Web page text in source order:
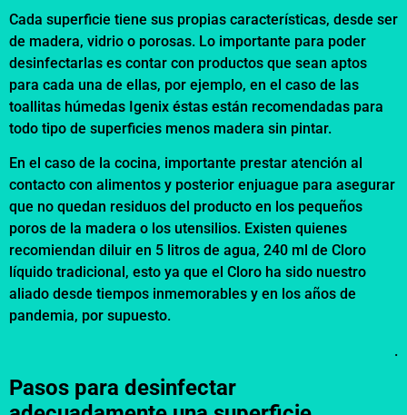
Cada superficie tiene sus propias características, desde ser
de madera, vidrio o porosas. Lo importante para poder
desinfectarlas es contar con productos que sean aptos
para cada una de ellas, por ejemplo, en el caso de las
toallitas húmedas Igenix éstas están recomendadas para
todo tipo de superficies menos madera sin pintar.
En el caso de la cocina, importante prestar atención al
contacto con alimentos y posterior enjuague para asegurar
que no quedan residuos del producto en los pequeños
poros de la madera o los utensilios. Existen quienes
recomiendan diluir en 5 litros de agua, 240 ml de Cloro
líquido tradicional, esto ya que el Cloro ha sido nuestro
aliado desde tiempos inmemorables y en los años de
pandemia, por supuesto.
.
Pasos para desinfectar